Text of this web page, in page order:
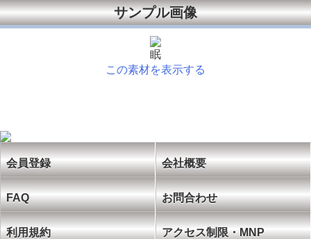
サンプル画像
眠
この素材を表示する
会員登録 会社概要
FAQ お問合わせ
利用規約 アクセス制限・MNP